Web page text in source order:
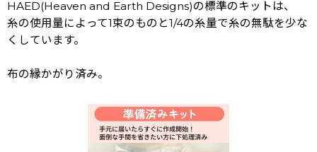
HAED(Heaven and Earth Designs)の標準のキットは、
糸の使用量によって1束のものと1/4の糸量で糸の無駄を少な
くしています。
布の縁かがり済み。